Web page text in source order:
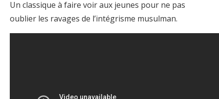
Un classique à faire voir aux jeunes pour ne pas
oublier les ravages de l’intégrisme musulman.